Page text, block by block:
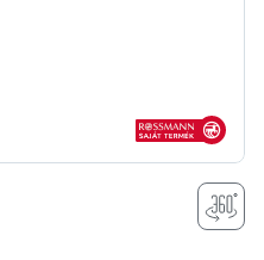
Rossmann